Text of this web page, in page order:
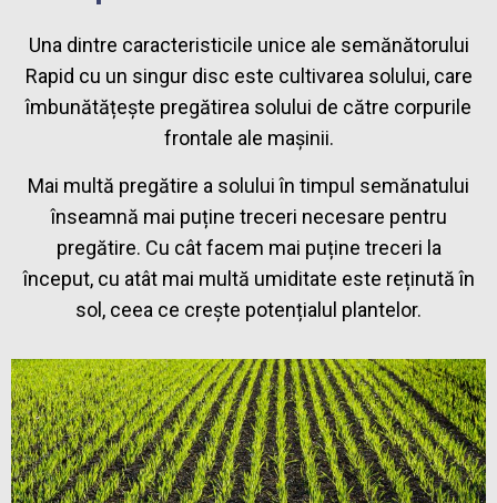
Una dintre caracteristicile unice ale semănătorului
Rapid cu un singur disc este cultivarea solului, care
îmbunătățește pregătirea solului de către corpurile
frontale ale mașinii.
Mai multă pregătire a solului în timpul semănatului
înseamnă mai puține treceri necesare pentru
pregătire. Cu cât facem mai puține treceri la
început, cu atât mai multă umiditate este reținută în
sol, ceea ce crește potențialul plantelor.